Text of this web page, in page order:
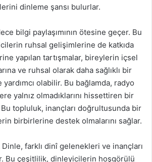
dinleme şansı bulurlar.
bilgi paylaşımının ötesine geçer. Bu
ruhsal gelişimlerine de katkıda
yapılan tartışmalar, bireylerin içsel
ve ruhsal olarak daha sağlıklı bir
olabilir. Bu bağlamda, radyo
yalnız olmadıklarını hissettiren bir
topluluk, inançları doğrultusunda bir
birbirlerine destek olmalarını sağlar.
farklı dinî gelenekleri ve inançları
Bu çeşitlilik, dinleyicilerin hoşgörülü